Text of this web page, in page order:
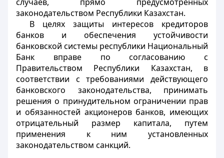
законодательством Республики Казахстан.
В целях защиты интересов кредиторов
банков и обеспечения устойчивости
банковской системы республики Национальный
Банк вправе по согласованию с
Правительством Республики Казахстан, в
соответствии с требованиями действующего
банковского законодательства, принимать
решения о принудительном ограничении прав
и обязанностей акционеров банков, имеющих
отрицательный размер капитала, путем
применения к ним установленных
законодательством санкций.